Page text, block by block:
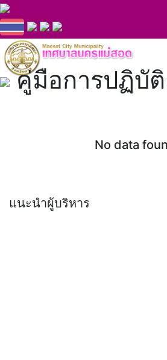
คู่มือการปฏิบั
No data
แนะนำผู้บริหาร